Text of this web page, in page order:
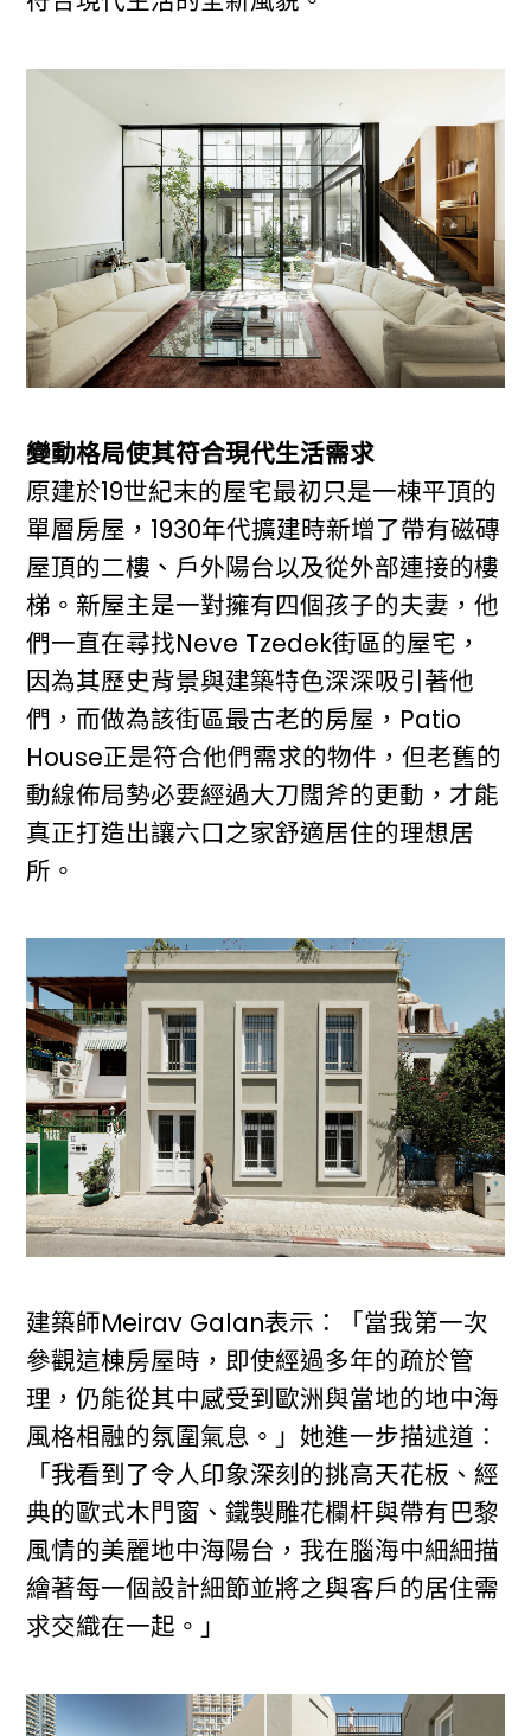
變動格局使其符合現代生活需求
原建於19世紀末的屋宅最初只是一棟平頂的
單層房屋，1930年代擴建時新增了帶有磁磚
屋頂的二樓、戶外陽台以及從外部連接的樓
梯。新屋主是一對擁有四個孩子的夫妻，他
們一直在尋找Neve Tzedek街區的屋宅，
因為其歷史背景與建築特色深深吸引著他
們，而做為該街區最古老的房屋，Patio
House正是符合他們需求的物件，但老舊的
動線佈局勢必要經過大刀闊斧的更動，才能
真正打造出讓六口之家舒適居住的理想居
所。
建築師Meirav Galan表示：「當我第一次
參觀這棟房屋時，即使經過多年的疏於管
理，仍能從其中感受到歐洲與當地的地中海
風格相融的氛圍氣息。」她進一步描述道：
「我看到了令人印象深刻的挑高天花板、經
典的歐式木門窗、鐵製雕花欄杆與帶有巴黎
風情的美麗地中海陽台，我在腦海中細細描
繪著每一個設計細節並將之與客戶的居住需
求交織在一起。」